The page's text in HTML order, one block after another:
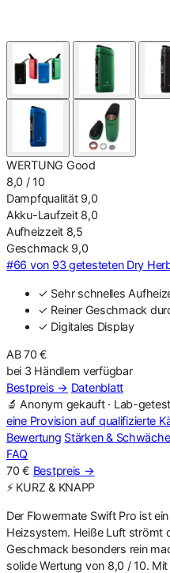
WERTUNG Good
8,0 / 10
Dampfqualität 9,0
Akku-Laufzeit 8,0
Aufheizzeit 8,5
Geschmack 9,0
#66 von 93 getesteten Dry
✓ Sehr schnelles
✓ Reiner Geschmack
✓ Digitales Display
AB 70 €
bei 3 Händlern verfügbar
Bestpreis → Datenblatt
🔬 Anonym gekauft · Lab-
eine Provision auf qualifizierte
Bewertung Stärken &
FAQ
70 € Bestpreis →
⚡ KURZ & KNAPP
Der Flowermate Swift Pro ist
Heizsystem. Heiße Luft strömt
Geschmack besonders rein
solide Wertung von 8,0 / 10.